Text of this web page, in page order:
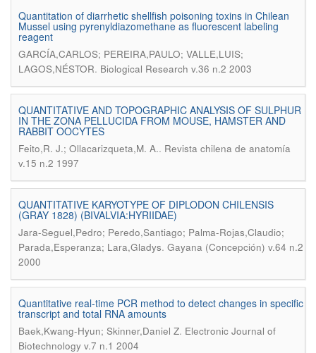
Quantitation of diarrhetic shellfish poisoning toxins in Chilean
Mussel using pyrenyldiazomethane as fluorescent labeling
reagent
GARCÍA,CARLOS; PEREIRA,PAULO; VALLE,LUIS;
LAGOS,NÉSTOR. Biological Research v.36 n.2 2003
QUANTITATIVE AND TOPOGRAPHIC ANALYSIS OF SULPHUR
IN THE ZONA PELLUCIDA FROM MOUSE, HAMSTER AND
RABBIT OOCYTES
Feito,R. J.; Ollacarizqueta,M. A.. Revista chilena de anatomía
v.15 n.2 1997
QUANTITATIVE KARYOTYPE OF DIPLODON CHILENSIS
(GRAY 1828) (BIVALVIA:HYRIIDAE)
Jara-Seguel,Pedro; Peredo,Santiago; Palma-Rojas,Claudio;
Parada,Esperanza; Lara,Gladys. Gayana (Concepción) v.64 n.2
2000
Quantitative real-time PCR method to detect changes in specific
transcript and total RNA amounts
Baek,Kwang-Hyun; Skinner,Daniel Z. Electronic Journal of
Biotechnology v.7 n.1 2004